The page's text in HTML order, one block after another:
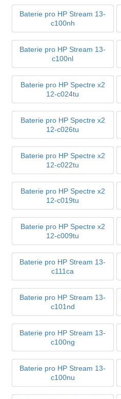
Baterie pro HP Stream 13-
c100nh
Baterie pro HP Stream 13-
c100nl
Baterie pro HP Spectre x2
12-c024tu
Baterie pro HP Spectre x2
12-c026tu
Baterie pro HP Spectre x2
12-c022tu
Baterie pro HP Spectre x2
12-c019tu
Baterie pro HP Spectre x2
12-c009tu
Baterie pro HP Stream 13-
c111ca
Baterie pro HP Stream 13-
c101nd
Baterie pro HP Stream 13-
c100ng
Baterie pro HP Stream 13-
c100nu